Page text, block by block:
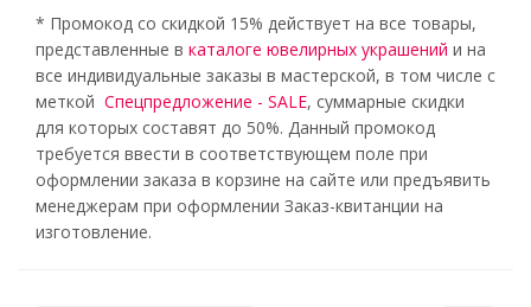
* Промокод со скидкой 15% действует на все товары,
представленные в каталоге ювелирных украшений и на
все индивидуальные заказы в мастерской, в том числе с
меткой Спецпредложение - SALE, суммарные скидки
для которых составят до 50%. Данный промокод
требуется ввести в соответствующем поле при
оформлении заказа в корзине на сайте или предъявить
менеджерам при оформлении Заказ-квитанции на
изготовление.